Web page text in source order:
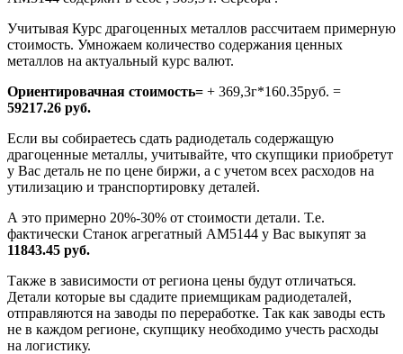
Учитывая Курс драгоценных металлов рассчитаем примерную
стоимость. Умножаем количество содержания ценных
металлов на актуальный курс валют.
Ориентировачная стоимость= + 369,3г*160.35руб. =
59217.26 руб.
Если вы собираетесь сдать радиодеталь содержащую
драгоценные металлы, учитывайте, что скупщики приобретут
у Вас деталь не по цене биржи, а с учетом всех расходов на
утилизацию и транспортировку деталей.
А это примерно 20%-30% от стоимости детали. Т.е.
фактически Станок агрегатный АМ5144 у Вас выкупят за
11843.45 руб.
Также в зависимости от региона цены будут отличаться.
Детали которые вы сдадите приемщикам радиодеталей,
отправляются на заводы по переработке. Так как заводы есть
не в каждом регионе, скупщику необходимо учесть расходы
на логистику.